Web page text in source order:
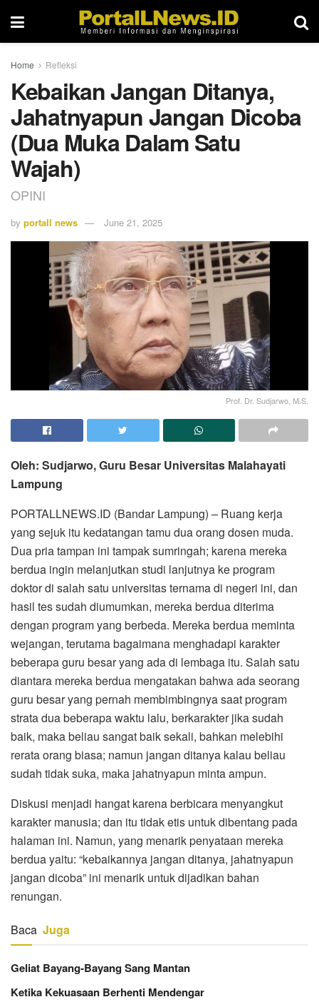
Home Refleksi
Kebaikan Jangan Ditanya,
Jahatnyapun Jangan Dicoba
(Dua Muka Dalam Satu
Wajah)
OPINI
by portall news June 21, 2025
Prof. Dr. Sudjarwo, M.S.
Oleh: Sudjarwo, Guru Besar Universitas Malahayati
Lampung
PORTALLNEWS.ID (Bandar Lampung) – Ruang kerja
yang sejuk itu kedatangan tamu dua orang dosen muda.
Dua pria tampan ini tampak sumringah; karena mereka
berdua ingin melanjutkan studi lanjutnya ke program
doktor di salah satu universitas ternama di negeri ini, dan
hasil tes sudah diumumkan, mereka berdua diterima
dengan program yang berbeda. Mereka berdua meminta
wejangan, terutama bagaimana menghadapi karakter
beberapa guru besar yang ada di lembaga itu. Salah satu
diantara mereka berdua mengatakan bahwa ada seorang
guru besar yang pernah membimbingnya saat program
strata dua beberapa waktu lalu, berkarakter jika sudah
baik, maka beliau sangat baik sekali, bahkan melebihi
rerata orang biasa; namun jangan ditanya kalau beliau
sudah tidak suka, maka jahatnyapun minta ampun.
Diskusi menjadi hangat karena berbicara menyangkut
karakter manusia; dan itu tidak etis untuk dibentang pada
halaman ini. Namun, yang menarik penyataan mereka
berdua yaitu: “kebaikannya jangan ditanya, jahatnyapun
jangan dicoba” ini menarik untuk dijadikan bahan
renungan.
Baca Juga
Geliat Bayang-Bayang Sang Mantan
Ketika Kekuasaan Berhenti Mendengar